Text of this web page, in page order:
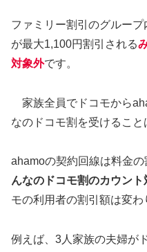
ファミリー割引のグルー
が最大1,100円割引される
対象外です。
家族全員でドコモから
なのドコモ割を受けること
ahamoの契約回線は料金の
んなのドコモ割のカウント
モの利用者の割引額は変わ
例えば、3人家族の夫婦が